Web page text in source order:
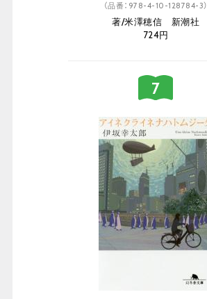
（品番：978-4-10-128784-3）
著/米澤穂信 新潮社
724円